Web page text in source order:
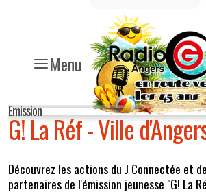
Menu
Emission
G! La Réf - Ville
Découvrez les actions du J Connectée et
partenaires de l'émission jeunesse "G! La